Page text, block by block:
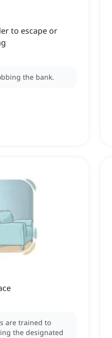
to escape or
the bank.
are trained to
the designated